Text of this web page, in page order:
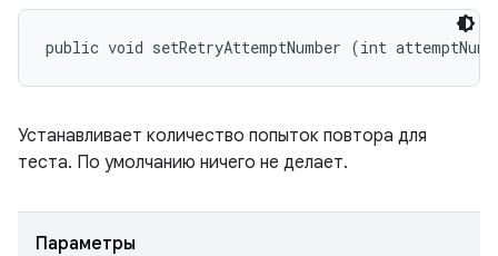
public void setRetryAttemptNumber (int
Устанавливает количество попыток повтора для
теста. По умолчанию ничего не делает.
Параметры